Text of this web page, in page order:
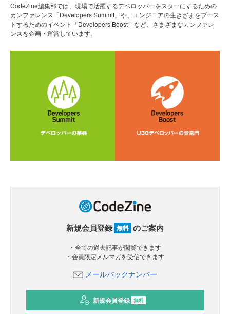
CodeZine編集部では、現場で活躍するデベロッパーをスターにするための
カンファレンス「Developers Summit」や、エンジニアの生きざまをブース
トするためのイベント「Developers Boost」など、さまざまなカンファレ
ンスを企画・運営しています。
新規会員登録 無料 のご案内
・全ての過去記事が閲覧できます
・会員限定メルマガを受信できます
メールバックナンバー
新規会員登録 無料